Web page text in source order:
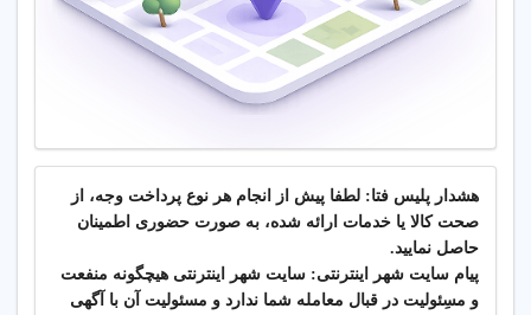
هشدار پلیس فتا: لطفا پیش از انجام هر نوع پرداخت وجه، از
صحت کالا یا خدمات ارائه شده، به صورت حضوری اطمینان
حاصل نمایید.
پیام سایت شهر اینترنتی: سایت شهر اینترنتی هیچگونه منفعت
و مسِئولیت در قبال معامله شما ندارد و مسئولیت آن با آگهی